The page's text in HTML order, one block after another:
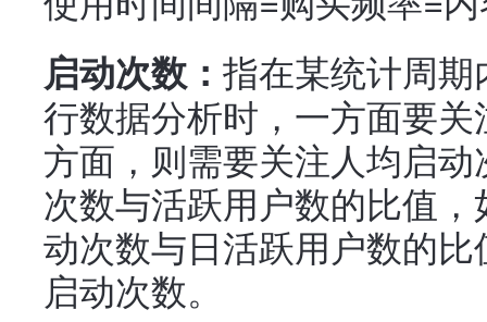
启动次数： 指在某统计周
行数据分析时，一方面要
方面，则需要关注人均启
次数与活跃用户数的比值
动次数与日活跃用户数的
启动次数。